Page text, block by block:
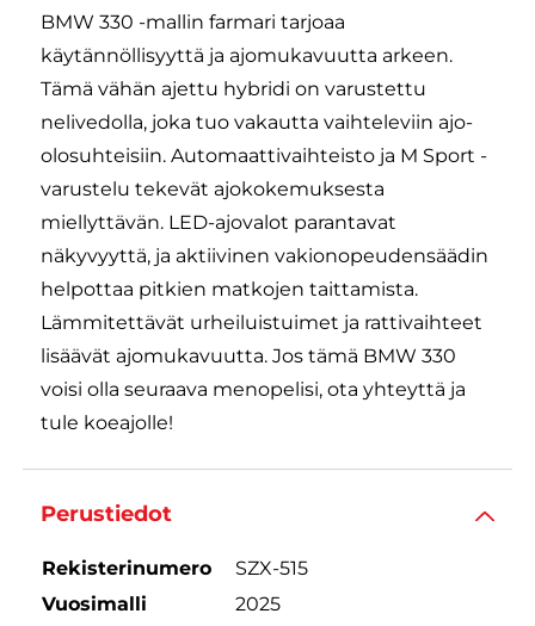
BMW 330 -mallin farmari tarjoaa
käytännöllisyyttä ja ajomukavuutta arkeen.
Tämä vähän ajettu hybridi on varustettu
nelivedolla, joka tuo vakautta vaihteleviin ajo-
olosuhteisiin. Automaattivaihteisto ja M Sport -
varustelu tekevät ajokokemuksesta
miellyttävän. LED-ajovalot parantavat
näkyvyyttä, ja aktiivinen vakionopeudensäädin
helpottaa pitkien matkojen taittamista.
Lämmitettävät urheiluistuimet ja rattivaihteet
lisäävät ajomukavuutta. Jos tämä BMW 330
voisi olla seuraava menopelisi, ota yhteyttä ja
tule koeajolle!
Perustiedot
Rekisterinumero
SZX-515
Vuosimalli
2025